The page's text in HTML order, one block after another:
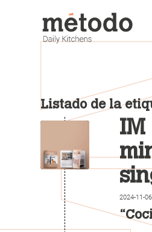
Listado de la
IM
2024-11-06